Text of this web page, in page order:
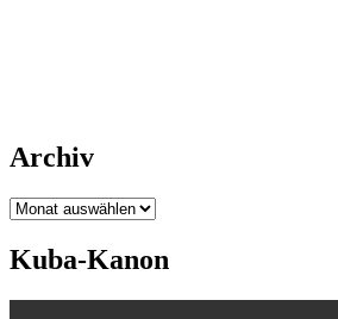
Archiv
Archiv
Kuba-Kanon